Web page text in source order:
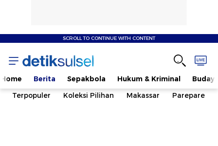
SCROLL TO CONTINUE WITH CONTENT
Home Berita Sepakbola Hukum & Kriminal
Terpopuler
Koleksi Pilihan Makassar Parepare